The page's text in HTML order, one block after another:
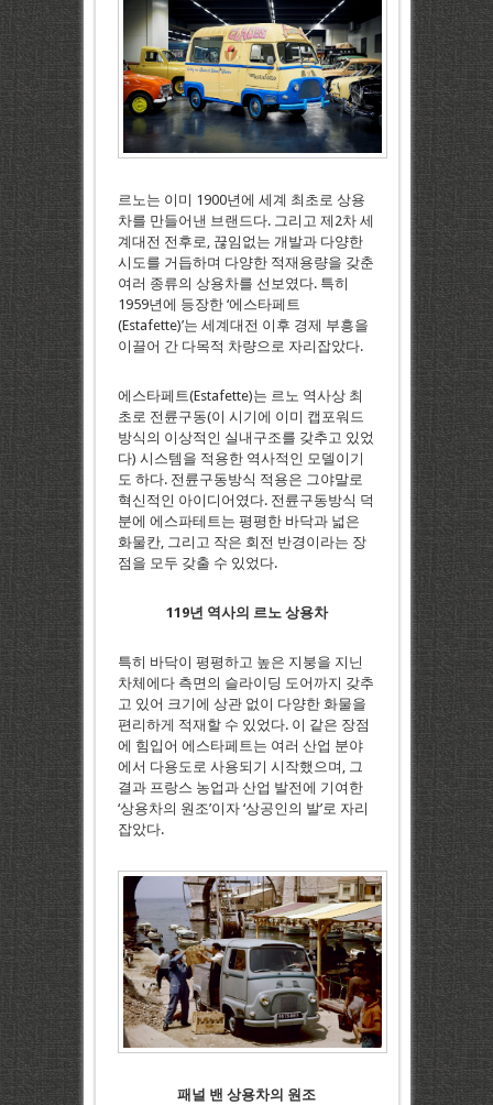
르노는 이미 1900년에 세계 최초로 상용
차를 만들어낸 브랜드다. 그리고 제2차 세
계대전 전후로, 끊임없는 개발과 다양한
시도를 거듭하며 다양한 적재용량을 갖춘
여러 종류의 상용차를 선보였다. 특히
1959년에 등장한 ‘에스타페트
(Estafette)’는 세계대전 이후 경제 부흥을
이끌어 간 다목적 차량으로 자리잡았다.
에스타페트(Estafette)는 르노 역사상 최
초로 전륜구동(이 시기에 이미 캡포워드
방식의 이상적인 실내구조를 갖추고 있었
다) 시스템을 적용한 역사적인 모델이기
도 하다. 전륜구동방식 적용은 그야말로
혁신적인 아이디어였다. 전륜구동방식 덕
분에 에스파테트는 평평한 바닥과 넓은
화물칸, 그리고 작은 회전 반경이라는 장
점을 모두 갖출 수 있었다.
119년 역사의 르노 상용차
특히 바닥이 평평하고 높은 지붕을 지닌
차체에다 측면의 슬라이딩 도어까지 갖추
고 있어 크기에 상관 없이 다양한 화물을
편리하게 적재할 수 있었다. 이 같은 장점
에 힘입어 에스타페트는 여러 산업 분야
에서 다용도로 사용되기 시작했으며, 그
결과 프랑스 농업과 산업 발전에 기여한
‘상용차의 원조’이자 ‘상공인의 발’로 자리
잡았다.
패널 밴 상용차의 원조